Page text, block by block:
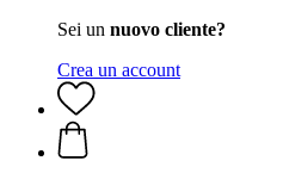
Sei un nuovo cliente?
Crea un account